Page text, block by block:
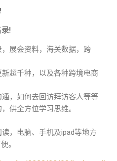
!
展会资料，海关数据，跨
超千种，以及各种跨境电商
，如何去回访拜访客人等等
供全方位学习思维。
，电脑、手机及ipad等地方
。